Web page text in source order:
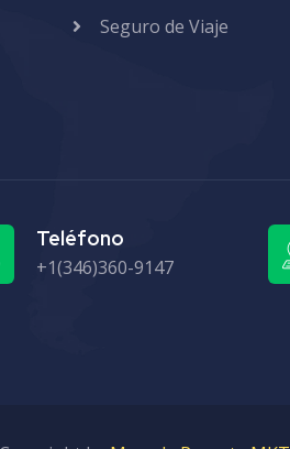
Seguro de Viaje
Teléfono
+1(346)360-9147